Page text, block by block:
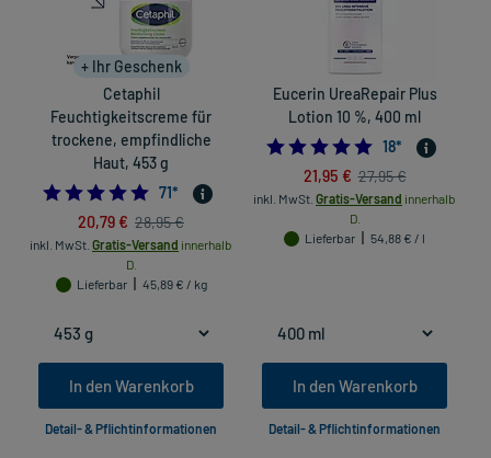
+ Ihr Geschenk
Cetaphil
Feuchtigkeitscreme für
trockene, empfindliche
Haut, 453 g
4.901408450704225
71*
20,79 € 28,95 €
inkl. MwSt. Gratis-Versand innerhalb
D.
Lieferbar
45,89 € / kg
In den Warenkorb
Detail- & Pflichtinformationen
Eucerin UreaRepair Plus
Lotion 10 %, 400 ml
18*
21,95 € 27,95 €
inkl. MwSt. Gratis-Versand innerhalb
D.
Lieferbar
54,88 € / l
In den Warenkorb
Detail- & Pflichtinformationen